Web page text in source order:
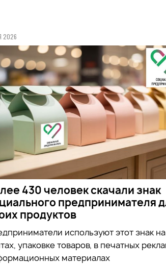
2026
430 человек скачали знак
предпринимателя
продуктов
используют этот знак на
упаковке товаров, в печатных
материалах